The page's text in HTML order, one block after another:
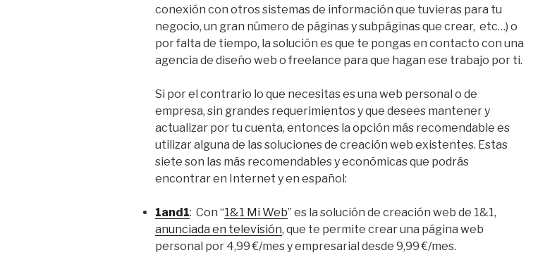
conexión con otros sistemas de información que tuvieras para tu
negocio, un gran número de páginas y subpáginas que crear, etc…) o
por falta de tiempo, la solución es que te pongas en contacto con una
agencia de diseño web o freelance para que hagan ese trabajo por ti.
Si por el contrario lo que necesitas es una web personal o de
empresa, sin grandes requerimientos y que desees mantener y
actualizar por tu cuenta, entonces la opción más recomendable es
utilizar alguna de las soluciones de creación web existentes. Estas
siete son las más recomendables y económicas que podrás
encontrar en Internet y en español:
1and1: Con “1&1 Mi Web” es la solución de creación web de 1&1,
anunciada en televisión, que te permite crear una página web
personal por 4,99 €/mes y empresarial desde 9,99 €/mes.